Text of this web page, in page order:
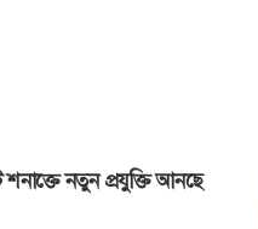
নতুন প্রযুক্তি আনছে